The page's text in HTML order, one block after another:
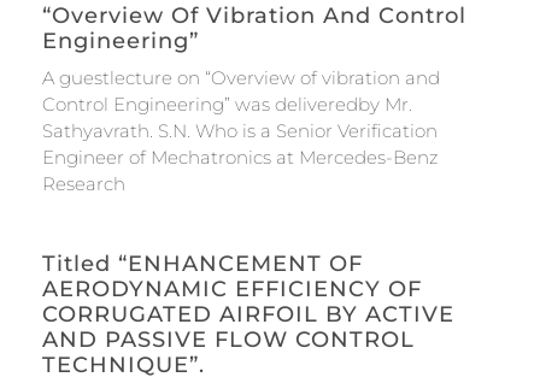
“Overview Of Vibration And Control
Engineering”
A guestlecture on “Overview of vibration and
Control Engineering” was deliveredby Mr.
Sathyavrath. S.N. Who is a Senior Verification
Engineer of Mechatronics at Mercedes-Benz
Research
Titled “ENHANCEMENT OF
AERODYNAMIC EFFICIENCY OF
CORRUGATED AIRFOIL BY ACTIVE
AND PASSIVE FLOW CONTROL
TECHNIQUE”.